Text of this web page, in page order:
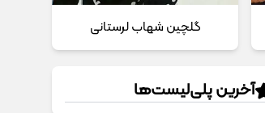
گلچین شهاب لرستانی
آخرین پلی‌لیست‌ها